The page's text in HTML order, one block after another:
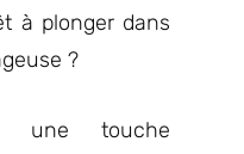
à plonger dans
?
une touche